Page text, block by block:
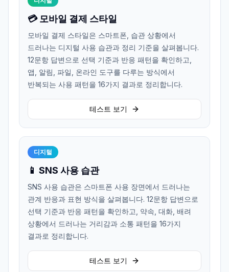
💳 모바일 결제 스타일
모바일 결제 스타일은 스마트폰, 습관 상황에서
드러나는 디지털 사용 습관과 정리 기준을 살펴봅니다.
12문항 답변으로 선택 기준과 반응 패턴을 확인하고,
앱, 알림, 파일, 온라인 도구를 다루는 방식에서
반복되는 사용 패턴을 16가지 결과로 정리합니다.
테스트 보기
디지털
📱 SNS 사용 습관
SNS 사용 습관은 스마트폰 사용 장면에서 드러나는
관계 반응과 표현 방식을 살펴봅니다. 12문항 답변으로
선택 기준과 반응 패턴을 확인하고, 약속, 대화, 배려
상황에서 드러나는 거리감과 소통 패턴을 16가지
결과로 정리합니다.
테스트 보기